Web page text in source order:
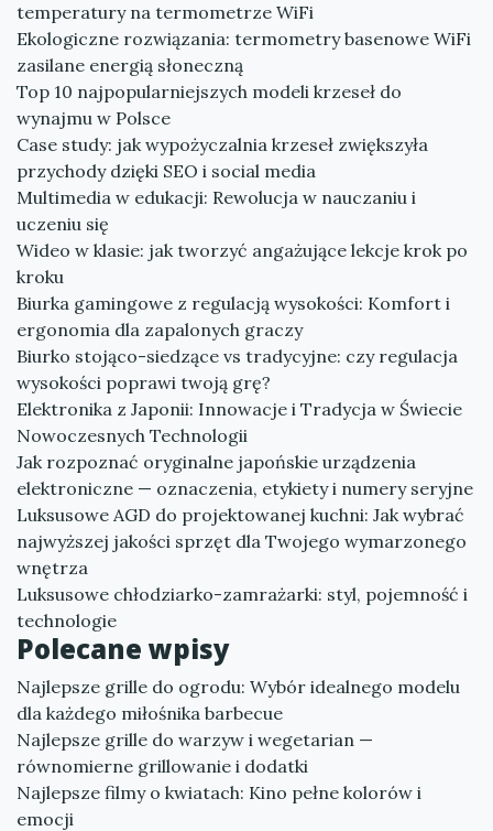
temperatury na termometrze WiFi
Ekologiczne rozwiązania: termometry basenowe WiFi
zasilane energią słoneczną
Top 10 najpopularniejszych modeli krzeseł do
wynajmu w Polsce
Case study: jak wypożyczalnia krzeseł zwiększyła
przychody dzięki SEO i social media
Multimedia w edukacji: Rewolucja w nauczaniu i
uczeniu się
Wideo w klasie: jak tworzyć angażujące lekcje krok po
kroku
Biurka gamingowe z regulacją wysokości: Komfort i
ergonomia dla zapalonych graczy
Biurko stojąco-siedzące vs tradycyjne: czy regulacja
wysokości poprawi twoją grę?
Elektronika z Japonii: Innowacje i Tradycja w Świecie
Nowoczesnych Technologii
Jak rozpoznać oryginalne japońskie urządzenia
elektroniczne — oznaczenia, etykiety i numery seryjne
Luksusowe AGD do projektowanej kuchni: Jak wybrać
najwyższej jakości sprzęt dla Twojego wymarzonego
wnętrza
Luksusowe chłodziarko-zamrażarki: styl, pojemność i
technologie
Polecane wpisy
Najlepsze grille do ogrodu: Wybór idealnego modelu
dla każdego miłośnika barbecue
Najlepsze grille do warzyw i wegetarian —
równomierne grillowanie i dodatki
Najlepsze filmy o kwiatach: Kino pełne kolorów i
emocji